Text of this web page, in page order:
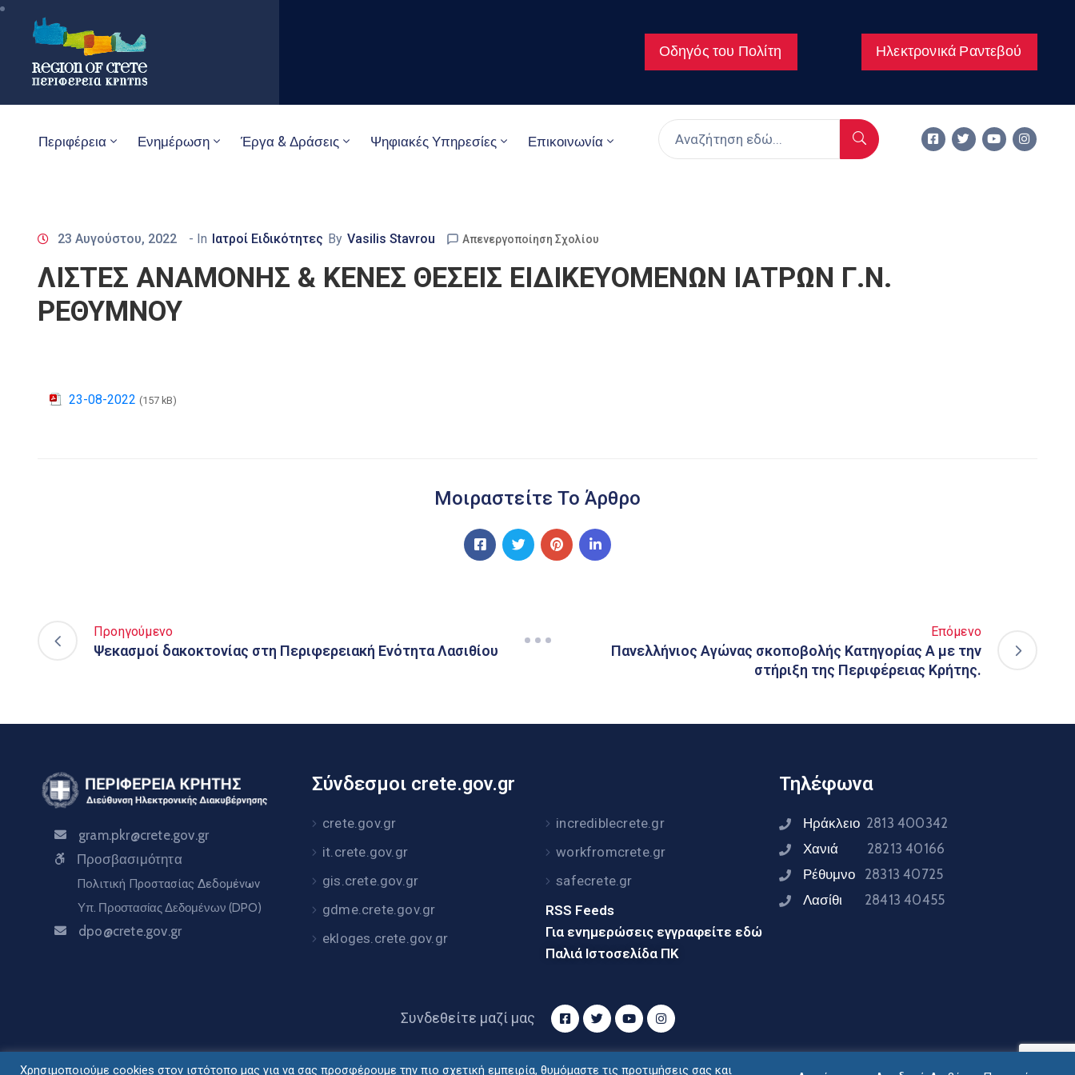
Οδηγός του Πολίτη Ηλεκτρονικά Ραντεβού
Περιφέρεια Ενημέρωση Έργα & Δράσεις Ψηφιακές Υπηρεσίες Επικοινωνία
23 Αυγούστου, 2022 - In Ιατροί Ειδικότητες By Vasilis Stavrou Απενεργοποίηση Σχολίου
ΛΙΣΤΕΣ ΑΝΑΜΟΝΗΣ & ΚΕΝΕΣ ΘΕΣΕΙΣ ΕΙΔΙΚΕΥΟΜΕΝΩΝ ΙΑΤΡΩΝ Γ.Ν.
ΡΕΘΥΜΝΟΥ
23-08-2022 (157 kB)
Μοιραστείτε Το Άρθρο
Προηγούμενο
Ψεκασμοί δακοκτονίας στη Περιφερειακή Ενότητα Λασιθίου
Επόμενο
Πανελλήνιος Αγώνας σκοποβολής Κατηγορίας Α με την
στήριξη της Περιφέρειας Κρήτης.
gram.pkr@crete.gov.gr
Προσβασιμότητα
Πολιτική Προστασίας Δεδομένων
Υπ. Προστασίας Δεδομένων (DPO)
dpo@crete.gov.gr
Σύνδεσμοι crete.gov.gr
crete.gov.gr
it.crete.gov.gr
gis.crete.gov.gr
gdme.crete.gov.gr
ekloges.crete.gov.gr
incrediblecrete.gr
workfromcrete.gr
safecrete.gr
RSS Feeds
Για ενημερώσεις εγγραφείτε εδώ
Παλιά Ιστοσελίδα ΠΚ
Τηλέφωνα
Ηράκλειο 2813 400342
Χανιά 28213 40166
Ρέθυμνο 28313 40725
Λασίθι 28413 40455
Συνδεθείτε μαζί μας
Χρησιμοποιούμε cookies στον ιστότοπο μας για να σας προσφέρουμε την πιο σχετική εμπειρία, θυμόμαστε τις προτιμήσεις σας και